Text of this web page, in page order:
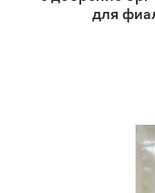
для